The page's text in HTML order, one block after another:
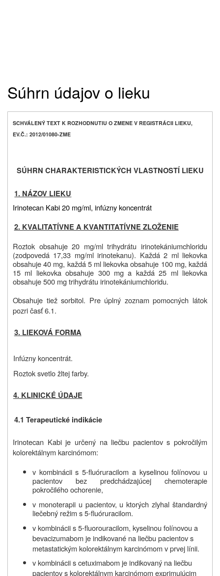
Súhrn údajov o lieku
SCHVÁLENÝ TEXT K ROZHODNUTIU O ZMENE V REGISTRÁCII LIEKU,
EV.Č.: 2012/01080-ZME
SÚHRN CHARAKTERISTICKÝCH VLASTNOSTÍ LIEKU
1. NÁZOV LIEKU
Irinotecan Kabi 20 mg/ml, infúzny koncentrát
2. KVALITATÍVNE A KVANTITATÍVNE ZLOŽENIE
Roztok obsahuje 20 mg/ml trihydrátu irinotekániumchloridu
(zodpovedá 17,33 mg/ml irinotekanu). Každá 2 ml liekovka
obsahuje 40 mg, každá 5 ml liekovka obsahuje 100 mg, každá
15 ml liekovka obsahuje 300 mg a každá 25 ml liekovka
obsahuje 500 mg trihydrátu irinotekániumchloridu.
Obsahuje tiež sorbitol. Pre úplný zoznam pomocných látok
pozri časť 6.1.
3. LIEKOVÁ FORMA
Infúzny koncentrát.
Roztok svetlo žltej farby.
4. KLINICKÉ ÚDAJE
4.1 Terapeutické indikácie
Irinotecan Kabi je určený na liečbu pacientov s pokročilým
kolorektálnym karcinómom:
v kombinácii s 5-fluóruracilom a kyselinou folínovou u
pacientov bez predchádzajúcej chemoterapie
pokročilého ochorenie,
v monoterapii u pacientov, u ktorých zlyhal štandardný
liečebný režim s 5-fluóruracilom.
v kombinácii s 5-fluorouracilom, kyselinou folínovou a
bevacizumabom je indikované na liečbu pacientov s
metastatickým kolorektálnym karcinómom v prvej línii.
v kombinácii s cetuximabom je indikovaný na liečbu
pacientov s kolorektálnym karcinómom exprimujúcim